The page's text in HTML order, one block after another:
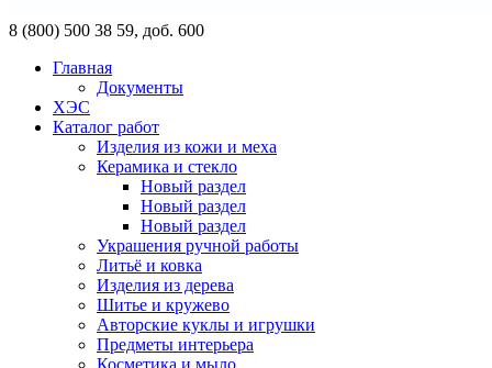
8 (800) 500 38 59, доб. 600
Главная
Документы
ХЭС
Каталог работ
Изделия из кожи и меха
Керамика и стекло
Новый раздел
Новый раздел
Новый раздел
Украшения ручной работы
Литьё и ковка
Изделия из дерева
Шитье и кружево
Авторские куклы и игрушки
Предметы интерьера
Косметика и мыло